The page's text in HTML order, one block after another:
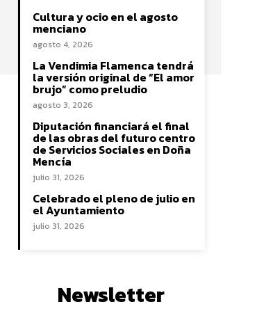
Cultura y ocio en el agosto
menciano
agosto 4, 2026
La Vendimia Flamenca tendrá
la versión original de “El amor
brujo” como preludio
agosto 3, 2026
Diputación financiará el final
de las obras del futuro centro
de Servicios Sociales en Doña
Mencía
julio 31, 2026
Celebrado el pleno de julio en
el Ayuntamiento
julio 31, 2026
Newsletter